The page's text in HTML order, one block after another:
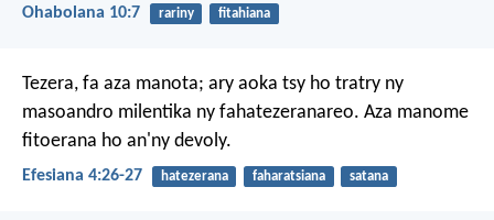
Ohabolana 10:7 rariny fitahiana
Tezera, fa aza manota; ary aoka tsy ho tratry ny
masoandro milentika ny fahatezeranareo. Aza manome
fitoerana ho an'ny devoly.
Efesiana 4:26-27 hatezerana faharatsiana satana